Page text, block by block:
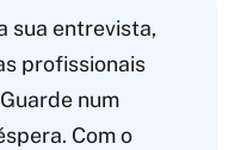
sua entrevista,
profissionais
num
Com o